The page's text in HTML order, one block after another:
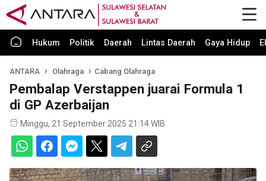
Hukum Politik Daerah Lintas Daerah Gaya Hidup
ANTARA Olahraga Cabang Olahraga
Pembalap Verstappen juarai Formula 1
di GP Azerbaijan
Minggu, 21 September 2025 21:14 WIB